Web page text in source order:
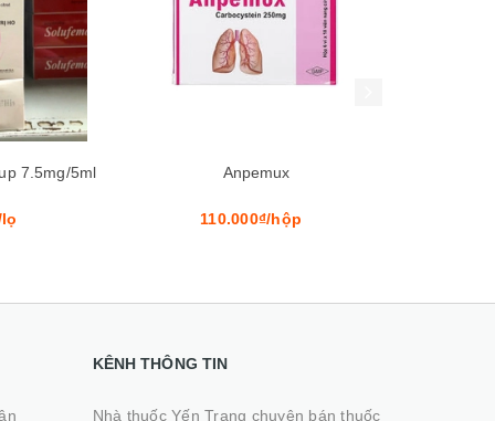
Xem nhanh Xem nhanh
hộp
Lingasol
90.000₫/hộp
KÊNH THÔNG TIN
Nhà thuốc Yến Trang chuyên bán thuốc